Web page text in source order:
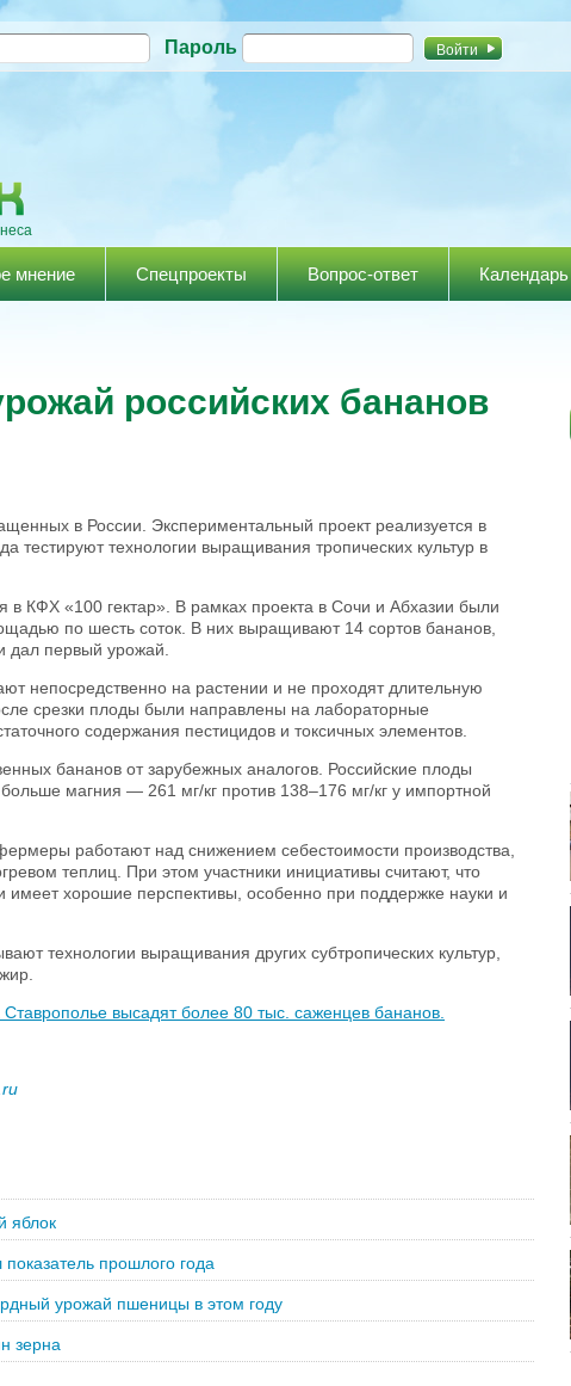
Перейти к
содержанию
Пароль
мнение Спецпроекты Вопрос-ответ Календарь
российских бананов
в России. Экспериментальный проект реализуется в
тестируют технологии выращивания тропических культур в
КФХ «100 гектар». В рамках проекта в Сочи и Абхазии были
по шесть соток. В них выращивают 14 сортов бананов,
дал первый урожай.
непосредственно на растении и не проходят длительную
срезки плоды были направлены на лабораторные
содержания пестицидов и токсичных элементов.
бананов от зарубежных аналогов. Российские плоды
магния — 261 мг/кг против 138–176 мг/кг у импортной
работают над снижением себестоимости производства,
теплиц. При этом участники инициативы считают, что
имеет хорошие перспективы, особенно при поддержке науки и
технологии выращивания других субтропических культур,
Ставрополье высадят более 80 тыс. саженцев бананов.
яблок
прошлого года
урожай пшеницы в этом году
зерна